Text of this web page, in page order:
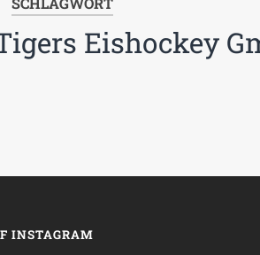
Eishockey
INSTAGRAM